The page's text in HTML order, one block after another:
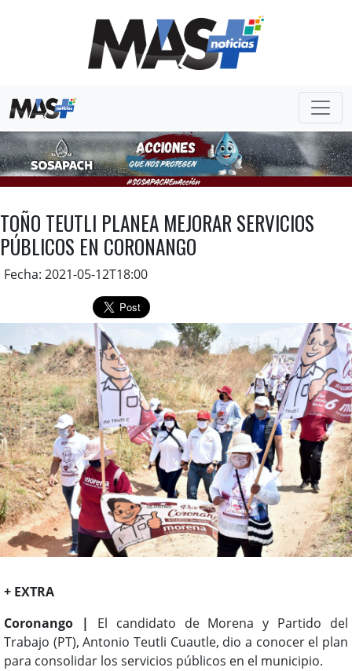
TOÑO TEUTLI PLANEA MEJORAR SERVICIOS
PÚBLICOS EN CORONANGO
Fecha: 2021-05-12T18:00
+ EXTRA
Coronango |
El candidato de Morena y Partido del
Trabajo (PT), Antonio Teutli Cuautle, dio a conocer el plan
para consolidar los servicios públicos en el municipio.